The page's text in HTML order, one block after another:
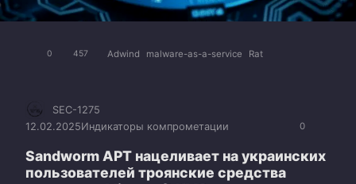
0 457 Adwind malware-as-a-service Rat
0
SEC-1275
12.02.2025Индикаторы компрометации
Sandworm APT нацеливает на украинских
пользователей троянские средства